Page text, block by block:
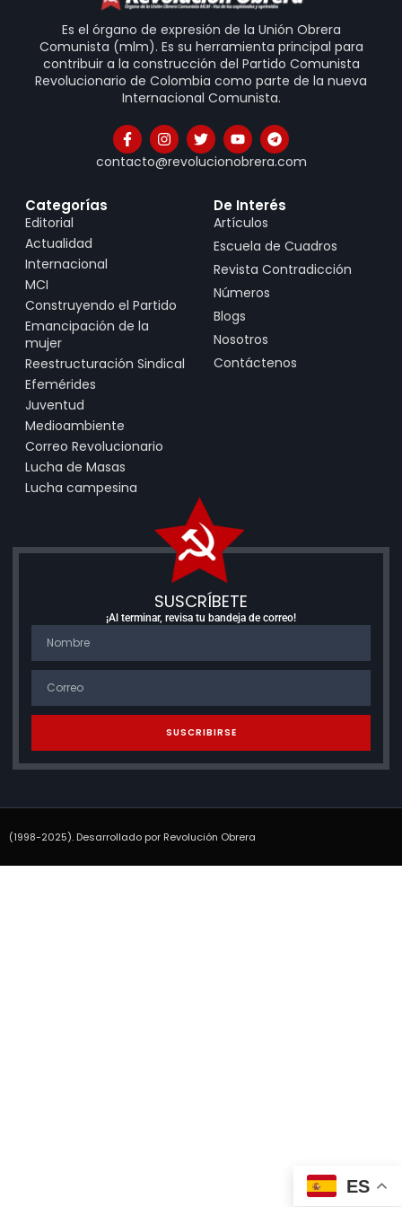
Es el órgano de expresión de la Unión Obrera
Comunista (mlm). Es su herramienta principal para
contribuir a la construcción del Partido Comunista
Revolucionario de Colombia como parte de la nueva
Internacional Comunista.
contacto@revolucionobrera.com
Categorías
Editorial
Actualidad
Internacional
MCI
Construyendo el Partido
Emancipación de la
mujer
Reestructuración Sindical
Efemérides
Juventud
Medioambiente
Correo Revolucionario
Lucha de Masas
Lucha campesina
De Interés
Artículos
Escuela de Cuadros
Revista Contradicción
Números
Blogs
Nosotros
Contáctenos
SUSCRÍBETE
¡Al terminar, revisa tu bandeja de correo!
SUSCRIBIRSE
(1998-2025). Desarrollado por Revolución Obrera
ES